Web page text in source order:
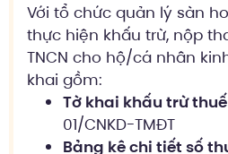
Với tổ chức quản lý sàn
thực hiện khấu trừ, nộp
TNCN cho hộ/cá nhân
khai gồm:
Tờ khai khấu trừ thuế
01/CNKD-TMĐT
Bảng kê chi tiết số